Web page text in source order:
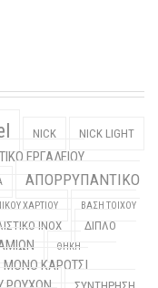
NICK NICK LIGHT
ΕΡΓΑΛΕΙΟΥ
ΑΠΟΡΡΥΠΑΝΤΙΚΟ
ΧΑΡΤΙΟΥ
ΒΑΣΗ ΤΟΙΧΟΥ
INOX
ΔΙΠΛΟ
ΘΗΚΗ
ΜΟΝΟ ΚΑΡΟΤΣΙ